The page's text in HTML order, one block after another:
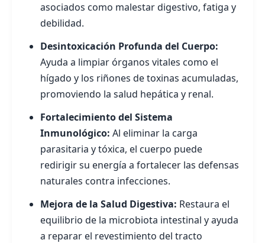
asociados como malestar digestivo, fatiga y
debilidad.
Desintoxicación Profunda del Cuerpo:
Ayuda a limpiar órganos vitales como el
hígado y los riñones de toxinas acumuladas,
promoviendo la salud hepática y renal.
Fortalecimiento del Sistema
Inmunológico: Al eliminar la carga
parasitaria y tóxica, el cuerpo puede
redirigir su energía a fortalecer las defensas
naturales contra infecciones.
Mejora de la Salud Digestiva: Restaura el
equilibrio de la microbiota intestinal y ayuda
a reparar el revestimiento del tracto